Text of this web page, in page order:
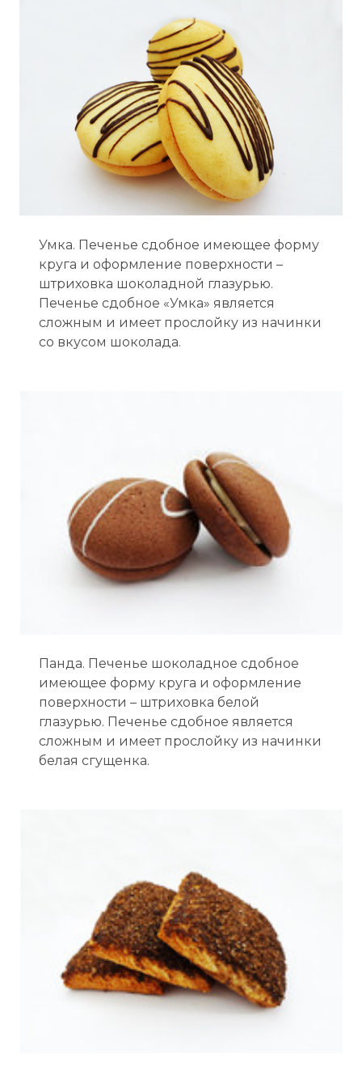
Умка. Печенье сдобное имеющее форму
круга и оформление поверхности –
штриховка шоколадной глазурью.
Печенье сдобное «Умка» является
сложным и имеет прослойку из начинки
со вкусом шоколада.
Панда. Печенье шоколадное сдобное
имеющее форму круга и оформление
поверхности – штриховка белой
глазурью. Печенье сдобное является
сложным и имеет прослойку из начинки
белая сгущенка.